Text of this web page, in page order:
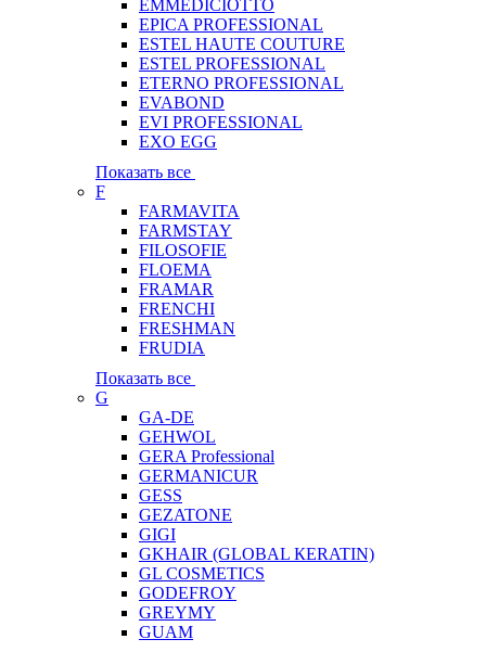
EMMEDICIOTTO
EPICA PROFESSIONAL
ESTEL HAUTE COUTURE
ESTEL PROFESSIONAL
ETERNO PROFESSIONAL
EVABOND
EVI PROFESSIONAL
EXO EGG
Показать все
F
FARMAVITA
FARMSTAY
FILOSOFIE
FLOEMA
FRAMAR
FRENCHI
FRESHMAN
FRUDIA
Показать все
G
GA-DE
GEHWOL
GERA Professional
GERMANICUR
GESS
GEZATONE
GIGI
GKHAIR (GLOBAL КЕRATIN)
GL COSMETICS
GODEFROY
GREYMY
GUAM